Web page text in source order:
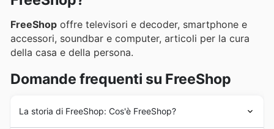
FreeShop offre televisori e decoder, smartphone e
accessori, soundbar e computer, articoli per la cura
della casa e della persona.
Domande frequenti su FreeShop
La storia di FreeShop: Cos'è FreeShop?